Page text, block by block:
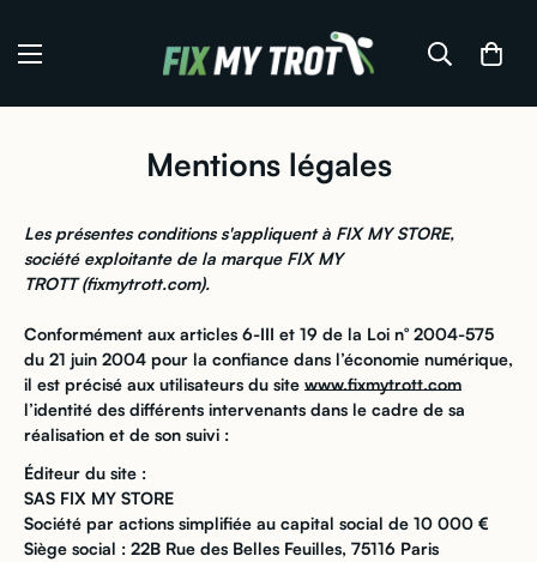
Mentions légales
Les présentes conditions s'appliquent à FIX MY STORE,
société exploitante de la marque FIX MY
TROTT (fixmytrott.com).
Conformément aux articles 6-III et 19 de la Loi n° 2004-575
du 21 juin 2004 pour la confiance dans l’économie numérique,
il est précisé aux utilisateurs du site www.fixmytrott.com
l’identité des différents intervenants dans le cadre de sa
réalisation et de son suivi :
Éditeur du site :
SAS FIX MY STORE
Société par actions simplifiée au capital social de 10 000 €
Siège social : 22B Rue des Belles Feuilles, 75116 Paris
Confirm your age